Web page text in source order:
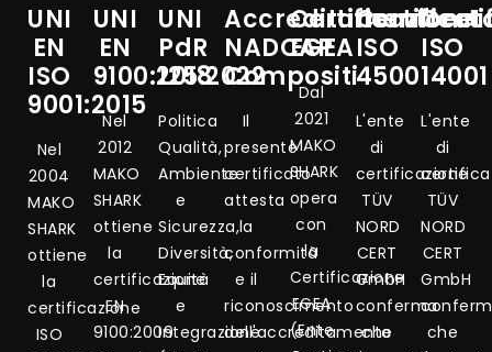
UNI
EN
ISO
9001:2015
Nel
2004
MAKO
SHARK
ottiene
la
certificazione
ISO
UNI
EN
9100:2018
Nel
2012
MAKO
SHARK
ottiene
la
certificazione
EN
9100:2009
UNI
PdR
125:2022
Politica
Qualità,
Ambiente
e
Sicurezza,
Diversità,
Equità
e
Integrazione
Accreditamento
NADCAP
Compositi
Il
presente
certificato
attesta
la
conformità
e il
riconoscimento
dell'accreditamento
Certificazione
EGEA
Dal
2021
MAKO
SHARK
opera
con
la
Certificazione
EGEA
(Ente
ISO
45001
L'ente
di
certificazione
TÜV
NORD
CERT
GmbH
conferma
che
ISO
14001
L'ente
di
TÜV
NORD
CERT
GmbH
che